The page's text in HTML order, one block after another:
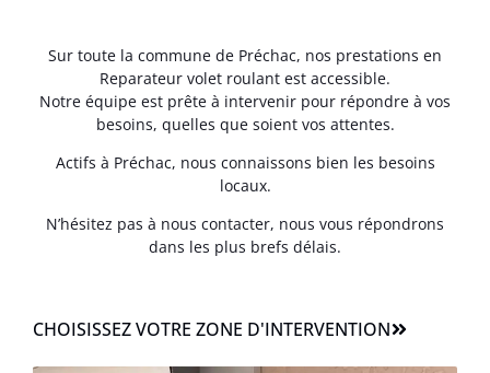
Sur toute la commune de Préchac, nos prestations en
Reparateur volet roulant est accessible.
Notre équipe est prête à intervenir pour répondre à vos
besoins, quelles que soient vos attentes.
Actifs à Préchac, nous connaissons bien les besoins
locaux.
N’hésitez pas à nous contacter, nous vous répondrons
dans les plus brefs délais.
CHOISISSEZ VOTRE ZONE D'INTERVENTION